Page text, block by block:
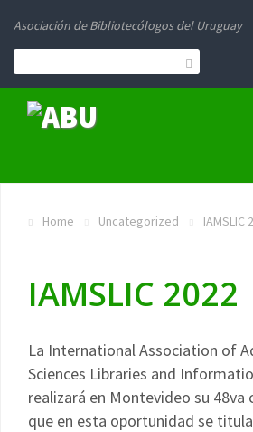
Asociación de Bibliotecólogos del Uruguay
Home Uncategorized IAMSLIC
IAMSLIC 2022
La International Association of
Sciences Libraries and
realizará en Montevideo su 48va
que en esta oportunidad se titula